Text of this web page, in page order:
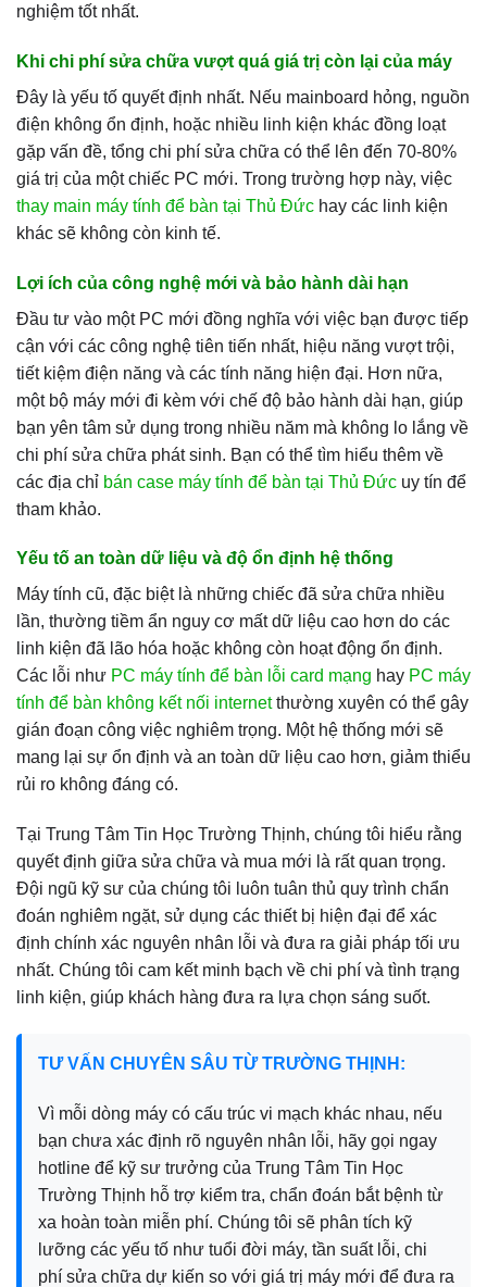
nghiệm tốt nhất.
Khi chi phí sửa chữa vượt quá giá trị còn lại của máy
Đây là yếu tố quyết định nhất. Nếu mainboard hỏng, nguồn
điện không ổn định, hoặc nhiều linh kiện khác đồng loạt
gặp vấn đề, tổng chi phí sửa chữa có thể lên đến 70-80%
giá trị của một chiếc PC mới. Trong trường hợp này, việc
thay main máy tính để bàn tại Thủ Đức hay các linh kiện
khác sẽ không còn kinh tế.
Lợi ích của công nghệ mới và bảo hành dài hạn
Đầu tư vào một PC mới đồng nghĩa với việc bạn được tiếp
cận với các công nghệ tiên tiến nhất, hiệu năng vượt trội,
tiết kiệm điện năng và các tính năng hiện đại. Hơn nữa,
một bộ máy mới đi kèm với chế độ bảo hành dài hạn, giúp
bạn yên tâm sử dụng trong nhiều năm mà không lo lắng về
chi phí sửa chữa phát sinh. Bạn có thể tìm hiểu thêm về
các địa chỉ bán case máy tính để bàn tại Thủ Đức uy tín để
tham khảo.
Yếu tố an toàn dữ liệu và độ ổn định hệ thống
Máy tính cũ, đặc biệt là những chiếc đã sửa chữa nhiều
lần, thường tiềm ẩn nguy cơ mất dữ liệu cao hơn do các
linh kiện đã lão hóa hoặc không còn hoạt động ổn định.
Các lỗi như PC máy tính để bàn lỗi card mạng hay PC máy
tính để bàn không kết nối internetthường xuyên có thể gây
gián đoạn công việc nghiêm trọng. Một hệ thống mới sẽ
mang lại sự ổn định và an toàn dữ liệu cao hơn, giảm thiểu
rủi ro không đáng có.
Tại Trung Tâm Tin Học Trường Thịnh, chúng tôi hiểu rằng
quyết định giữa sửa chữa và mua mới là rất quan trọng.
Đội ngũ kỹ sư của chúng tôi luôn tuân thủ quy trình chẩn
đoán nghiêm ngặt, sử dụng các thiết bị hiện đại để xác
định chính xác nguyên nhân lỗi và đưa ra giải pháp tối ưu
nhất. Chúng tôi cam kết minh bạch về chi phí và tình trạng
linh kiện, giúp khách hàng đưa ra lựa chọn sáng suốt.
TƯ VẤN CHUYÊN SÂU TỪ TRƯỜNG THỊNH:
Vì mỗi dòng máy có cấu trúc vi mạch khác nhau, nếu
bạn chưa xác định rõ nguyên nhân lỗi, hãy gọi ngay
hotline để kỹ sư trưởng của Trung Tâm Tin Học
Trường Thịnh hỗ trợ kiểm tra, chẩn đoán bắt bệnh từ
xa hoàn toàn miễn phí. Chúng tôi sẽ phân tích kỹ
lưỡng các yếu tố như tuổi đời máy, tần suất lỗi, chi
phí sửa chữa dự kiến so với giá trị máy mới để đưa ra